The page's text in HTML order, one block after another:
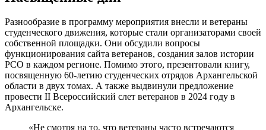
Разнообразие в программу мероприятия внесли и ветераны
студенческого движения, которые стали организаторами своей
собственной площадки. Они обсудили вопросы
функционирования сайта ветеранов, создания залов истории
РСО в каждом регионе. Помимо этого, презентовали книгу,
посвященную 60-летию студенческих отрядов Архангельской
области в двух томах. А также выдвинули предложение
провести II Всероссийский слет ветеранов в 2024 году в
Архангельске.
«Не смотря на то, что ветераны часто встречаются